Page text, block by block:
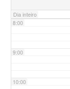
Dia inteiro
8:00
9:00
10:00